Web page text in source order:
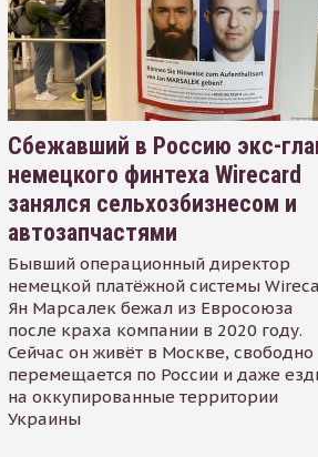
Сбежавший в Россию экс-
немецкого финтеха Wirecard
занялся сельхозбизнесом и
автозапчастями
Бывший операционный директор
немецкой платёжной системы
Ян Марсалек бежал из Евросоюза
после краха компании в 2020 году.
Сейчас он живёт в Москве, свободно
перемещается по России и даже
на оккупированные территории
Украины